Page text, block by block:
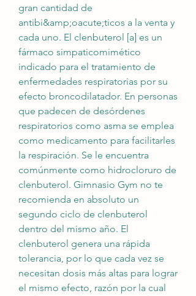
gran cantidad de
antibi&amp;oacute;ticos a la venta y
cada uno. El clenbuterol [a] es un
fármaco simpaticomimético
indicado para el tratamiento de
enfermedades respiratorias por su
efecto broncodilatador. En personas
que padecen de desórdenes
respiratorios como asma se emplea
como medicamento para facilitarles
la respiración. Se le encuentra
comúnmente como hidrocloruro de
clenbuterol. Gimnasio Gym no te
recomienda en absoluto un
segundo ciclo de clenbuterol
dentro del mismo año. El
clenbuterol genera una rápida
tolerancia, por lo que cada vez se
necesitan dosis más altas para lograr
el mismo efecto, razón por la cual